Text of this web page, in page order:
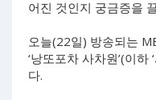
어진 것인지 궁금증을
오늘(22일) 방송되는
‘낭또포차 사차원’(이하
다.